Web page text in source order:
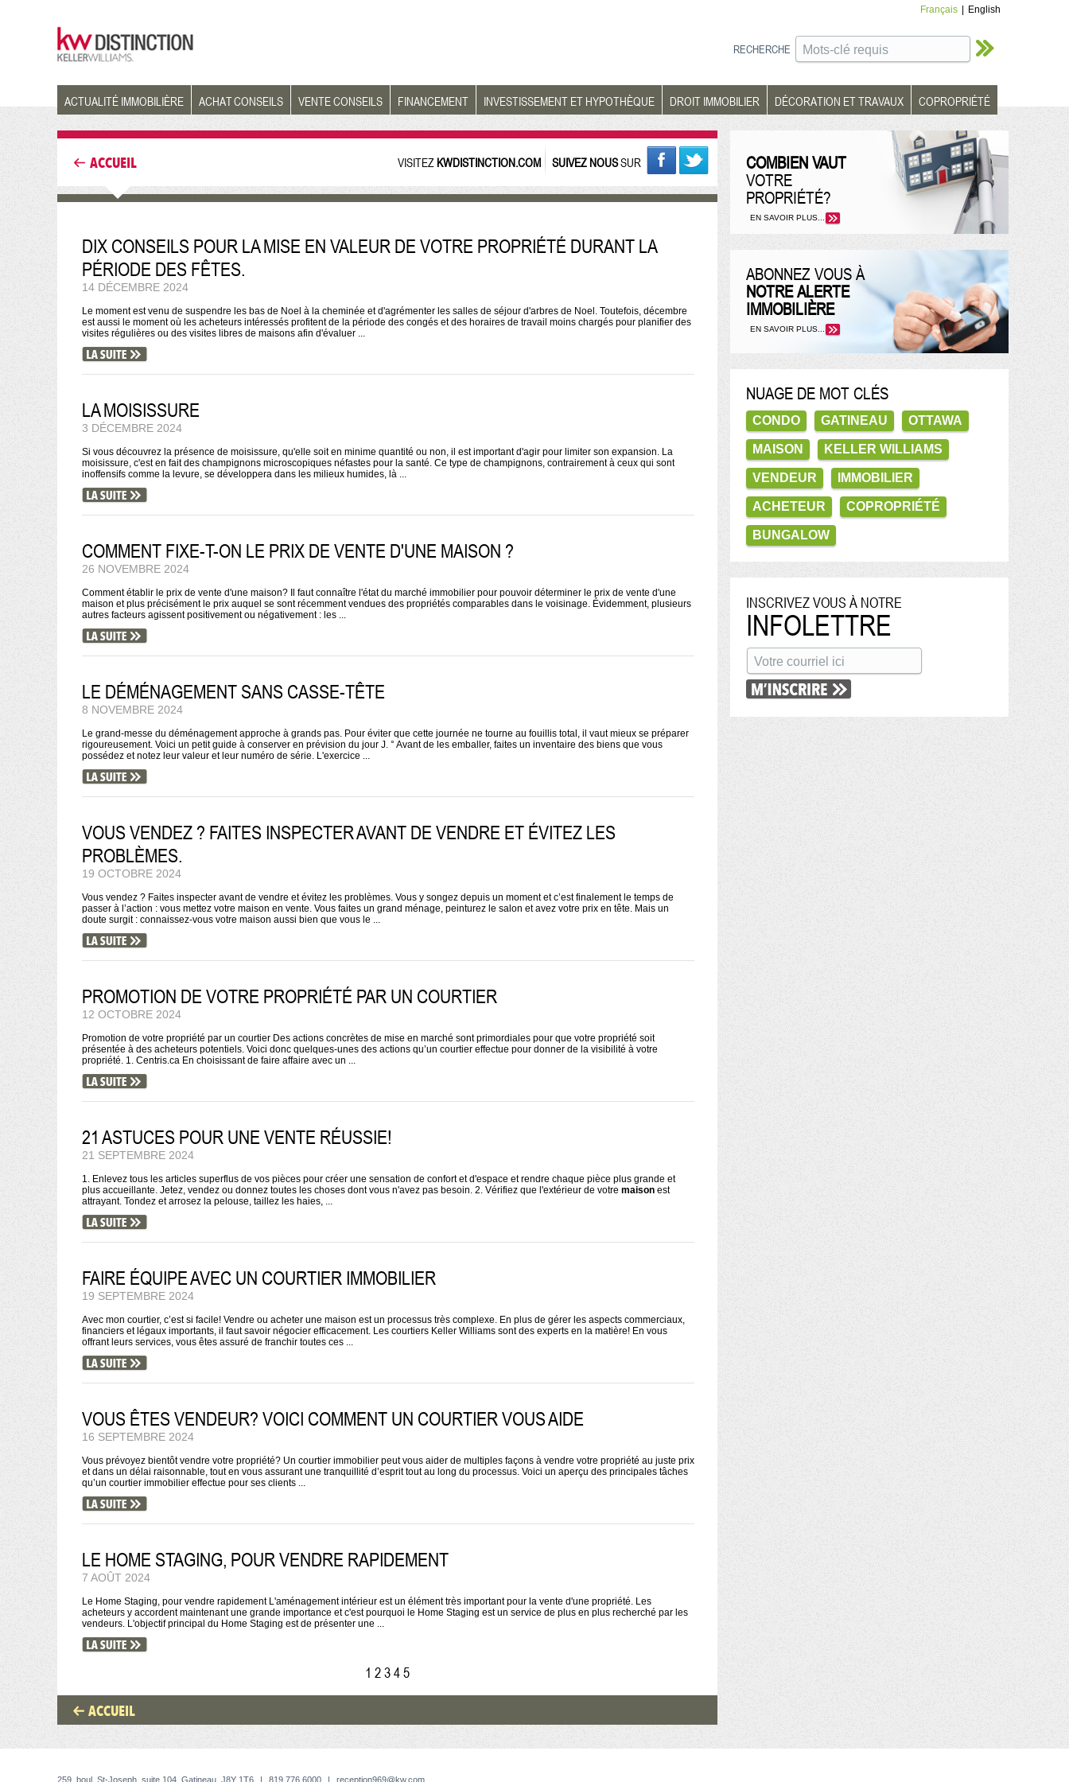
Français English
RECHERCHE
ACTUALITÉ IMMOBILIÈRE ACHAT CONSEILS VENTE CONSEILS FINANCEMENT INVESTISSEMENT ET HYPOTHÈQUE DROIT IMMOBILIER DÉCORATION ET TRAVAUX COPROPRIÉTÉ
ACCUEIL VISITEZKWDISTINCTION.COM SUIVEZ NOUSSUR
DIX CONSEILS POUR LA MISE EN VALEUR DE VOTRE PROPRIÉTÉ DURANT LA
PÉRIODE DES FÊTES.
14 DÉCEMBRE 2024
Le moment est venu de suspendre les bas de Noel à la cheminée et d'agrémenter les salles de séjour d'arbres de Noel. Toutefois, décembre
est aussi le moment où les acheteurs intéressés profitent de la période des congés et des horaires de travail moins chargés pour planifier des
visites régulières ou des visites libres de maisons afin d'évaluer ...
LA MOISISSURE
3 DÉCEMBRE 2024
Si vous découvrez la présence de moisissure, qu'elle soit en minime quantité ou non, il est important d'agir pour limiter son expansion. La
moisissure, c'est en fait des champignons microscopiques néfastes pour la santé. Ce type de champignons, contrairement à ceux qui sont
inoffensifs comme la levure, se développera dans les milieux humides, là ...
COMMENT FIXE-T-ON LE PRIX DE VENTE D'UNE MAISON ?
26 NOVEMBRE 2024
Comment établir le prix de vente d'une maison? Il faut connaître l'état du marché immobilier pour pouvoir déterminer le prix de vente d'une
maison et plus précisément le prix auquel se sont récemment vendues des propriétés comparables dans le voisinage. Évidemment, plusieurs
autres facteurs agissent positivement ou négativement : les ...
LE DÉMÉNAGEMENT SANS CASSE-TÊTE
8 NOVEMBRE 2024
Le grand-messe du déménagement approche à grands pas. Pour éviter que cette journée ne tourne au fouillis total, il vaut mieux se préparer
rigoureusement. Voici un petit guide à conserver en prévision du jour J. ° Avant de les emballer, faites un inventaire des biens que vous
possédez et notez leur valeur et leur numéro de série. L'exercice ...
VOUS VENDEZ ? FAITES INSPECTER AVANT DE VENDRE ET ÉVITEZ LES
PROBLÈMES.
19 OCTOBRE 2024
Vous vendez ? Faites inspecter avant de vendre et évitez les problèmes. Vous y songez depuis un moment et c’est finalement le temps de
passer à l’action : vous mettez votre maison en vente. Vous faites un grand ménage, peinturez le salon et avez votre prix en tête. Mais un
doute surgit : connaissez-vous votre maison aussi bien que vous le ...
PROMOTION DE VOTRE PROPRIÉTÉ PAR UN COURTIER
12 OCTOBRE 2024
Promotion de votre propriété par un courtier Des actions concrètes de mise en marché sont primordiales pour que votre propriété soit
présentée à des acheteurs potentiels. Voici donc quelques-unes des actions qu’un courtier effectue pour donner de la visibilité à votre
propriété. 1. Centris.ca En choisissant de faire affaire avec un ...
21 ASTUCES POUR UNE VENTE RÉUSSIE!
21 SEPTEMBRE 2024
1. Enlevez tous les articles superflus de vos pièces pour créer une sensation de confort et d'espace et rendre chaque pièce plus grande et
plus accueillante. Jetez, vendez ou donnez toutes les choses dont vous n'avez pas besoin. 2. Vérifiez que l'extérieur de votre maison est
attrayant. Tondez et arrosez la pelouse, taillez les haies, ...
FAIRE ÉQUIPE AVEC UN COURTIER IMMOBILIER
19 SEPTEMBRE 2024
Avec mon courtier, c’est si facile! Vendre ou acheter une maison est un processus très complexe. En plus de gérer les aspects commerciaux,
financiers et légaux importants, il faut savoir négocier efficacement. Les courtiers Keller Williams sont des experts en la matière! En vous
offrant leurs services, vous êtes assuré de franchir toutes ces ...
VOUS ÊTES VENDEUR? VOICI COMMENT UN COURTIER VOUS AIDE
16 SEPTEMBRE 2024
Vous prévoyez bientôt vendre votre propriété? Un courtier immobilier peut vous aider de multiples façons à vendre votre propriété au juste prix
et dans un délai raisonnable, tout en vous assurant une tranquillité d’esprit tout au long du processus. Voici un aperçu des principales tâches
qu’un courtier immobilier effectue pour ses clients ...
LE HOME STAGING, POUR VENDRE RAPIDEMENT
7 AOÛT 2024
Le Home Staging, pour vendre rapidement L'aménagement intérieur est un élément très important pour la vente d'une propriété. Les
acheteurs y accordent maintenant une grande importance et c'est pourquoi le Home Staging est un service de plus en plus recherché par les
vendeurs. L'objectif principal du Home Staging est de présenter une ...
1 2345
ACCUEIL
COMBIEN VAUT
VOTRE
PROPRIÉTÉ?
EN SAVOIR PLUS...
ABONNEZ VOUS À
NOTRE ALERTE
IMMOBILIÈRE
EN SAVOIR PLUS...
NUAGE DE MOT CLÉS
CONDO GATINEAU OTTAWA
MAISON KELLER WILLIAMS
VENDEUR IMMOBILIER
ACHETEUR COPROPRIÉTÉ
BUNGALOW
INSCRIVEZ VOUS À NOTRE
INFOLETTRE
259, boul. St-Joseph, suite 104, Gatineau, J8Y 1T6 | 819.776.6000 | reception969@kw.com